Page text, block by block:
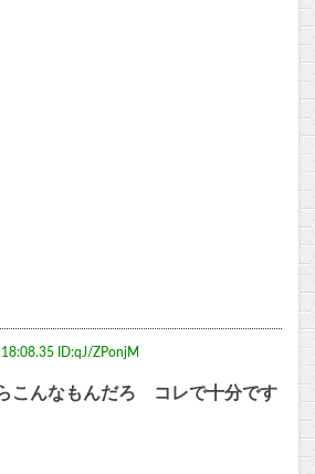
ID:qJ/ZPonjM
こんなもんだろ コレで十分です